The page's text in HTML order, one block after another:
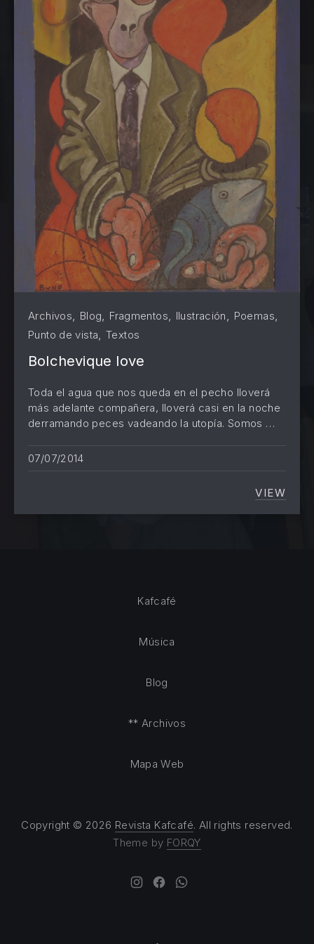
Archivos Blog Fragmentos Ilustración Poemas
Punto de vista ,Textos
Bolchevique love
Toda el agua que nos queda en el pecho lloverá
más adelante compañera, lloverá casi en la noche
derramando peces vadeando la utopía. Somos …
07/07/2014
VIEW
Copyright © 2026 Revista Kafcafé. All rights reserved.
Theme by FORQY
Kafcafé
Música
Blog
** Archivos
Mapa Web
New Window
New Window
New Window